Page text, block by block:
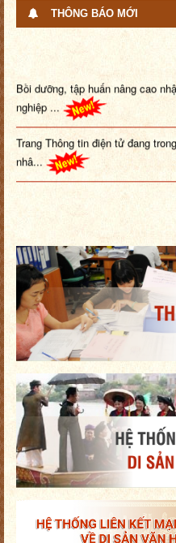
THÔNG BÁO MỚI
Bồi dưỡng, tập huấn nâng cao
nghiệp ...
Trang Thông tin điện tử đang
nhâ...